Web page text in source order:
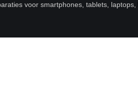
voor smartphones, tablets,